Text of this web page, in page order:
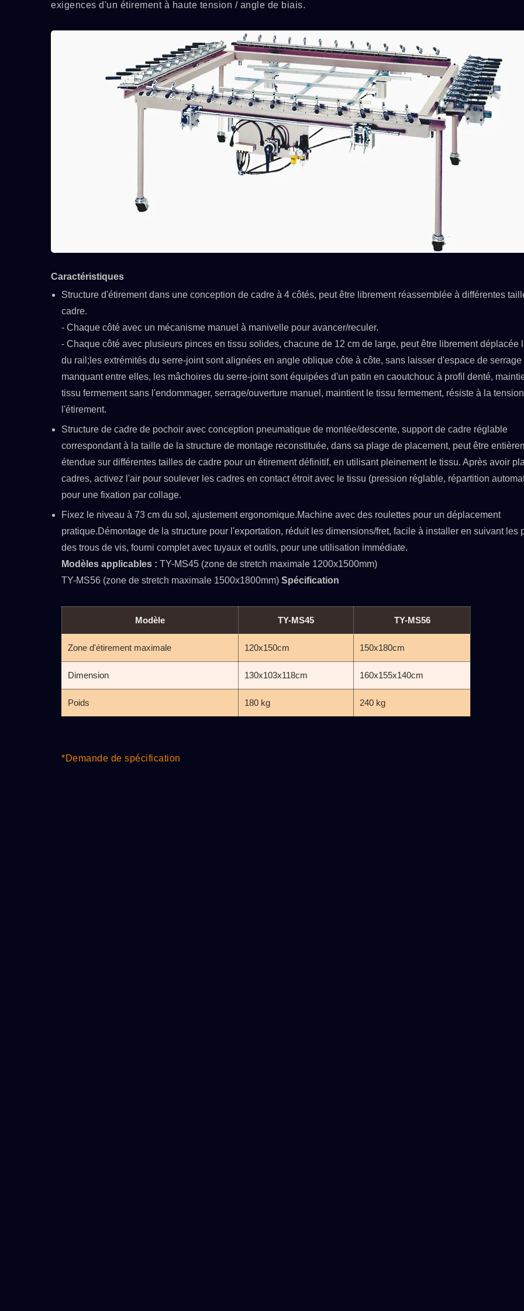
exigences d'un étirement à haute tension / angle de biais.
Caractéristiques
Structure d'étirement dans une conception de cadre à 4 côtés, peut être librement réassemblée à différentes
cadre.
- Chaque côté avec un mécanisme manuel à manivelle pour avancer/reculer.
- Chaque côté avec plusieurs pinces en tissu solides, chacune de 12 cm de large, peut être librement déplacée
du rail;les extrémités du serre-joint sont alignées en angle oblique côte à côte, sans laisser d'espace de serrage
manquant entre elles, les mâchoires du serre-joint sont équipées d'un patin en caoutchouc à profil denté,
tissu fermement sans l'endommager, serrage/ouverture manuel, maintient le tissu fermement, résiste à la
l'étirement.
Structure de cadre de pochoir avec conception pneumatique de montée/descente, support de cadre réglable
correspondant à la taille de la structure de montage reconstituée, dans sa plage de placement, peut être
étendue sur différentes tailles de cadre pour un étirement définitif, en utilisant pleinement le tissu. Après avoir
cadres, activez l'air pour soulever les cadres en contact étroit avec le tissu (pression réglable, répartition
pour une fixation par collage.
Fixez le niveau à 73 cm du sol, ajustement ergonomique.Machine avec des roulettes pour un déplacement
pratique.Démontage de la structure pour l'exportation, réduit les dimensions/fret, facile à installer en suivant les
des trous de vis, fourni complet avec tuyaux et outils, pour une utilisation immédiate.
Modèles applicables : TY-MS45 (zone de stretch maximale 1200x1500mm)
TY-MS56 (zone de stretch maximale 1500x1800mm) Spécification
Modèle TY-MS45 TY-MS56
Zone d'étirement maximale 120x150cm 150x180cm
Dimension 130x103x118cm 160x155x140cm
Poids 180 kg 240 kg
*Demande de spécification
ATMAOE MF66(2) SPSLINE SL71 ATMALINE PC68/